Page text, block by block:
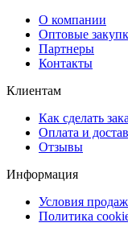
О компании
Оптовые
Партнеры
Контакты
Клиентам
Как сделать
Оплата и
Отзывы
Информация
Условия
Политика